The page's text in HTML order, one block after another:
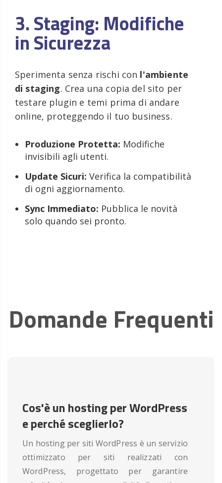
3. Staging: Modifiche
in Sicurezza
Sperimenta senza rischi con l'ambiente
di staging. Crea una copia del sito per
testare plugin e temi prima di andare
online, proteggendo il tuo business.
Produzione Protetta: Modifiche
invisibili agli utenti.
Update Sicuri: Verifica la compatibilità
di ogni aggiornamento.
Sync Immediato: Pubblica le novità
solo quando sei pronto.
Domande Frequenti
Cos'è un hosting per WordPress
e perché sceglierlo?
Un hosting per siti WordPress è un servizio
ottimizzato per siti realizzati con
WordPress, progettato per garantire